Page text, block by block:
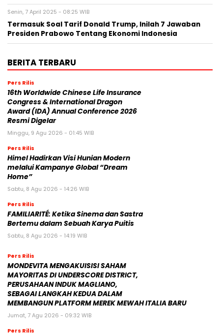
Senin, 7 April 2025 - 08:25 WIB
Termasuk Soal Tarif Donald Trump, Inilah 7 Jawaban
Presiden Prabowo Tentang Ekonomi Indonesia
BERITA TERBARU
Pers Rilis
16th Worldwide Chinese Life Insurance
Congress & International Dragon
Award (IDA) Annual Conference 2026
Resmi Digelar
Minggu, 9 Agu 2026 - 01:45 WIB
Pers Rilis
Himel Hadirkan Visi Hunian Modern
melalui Kampanye Global “Dream
Home”
Sabtu, 8 Agu 2026 - 14:26 WIB
Pers Rilis
FAMILIARITÉ: Ketika Sinema dan Sastra
Bertemu dalam Sebuah Karya Puitis
Sabtu, 8 Agu 2026 - 14:19 WIB
Pers Rilis
MONDEVITA MENGAKUISISI SAHAM
MAYORITAS DI UNDERSCORE DISTRICT,
PERUSAHAAN INDUK MAGLIANO,
SEBAGAI LANGKAH KEDUA DALAM
MEMBANGUN PLATFORM MEREK MEWAH ITALIA BARU
Jumat, 7 Agu 2026 - 09:32 WIB
Pers Rilis